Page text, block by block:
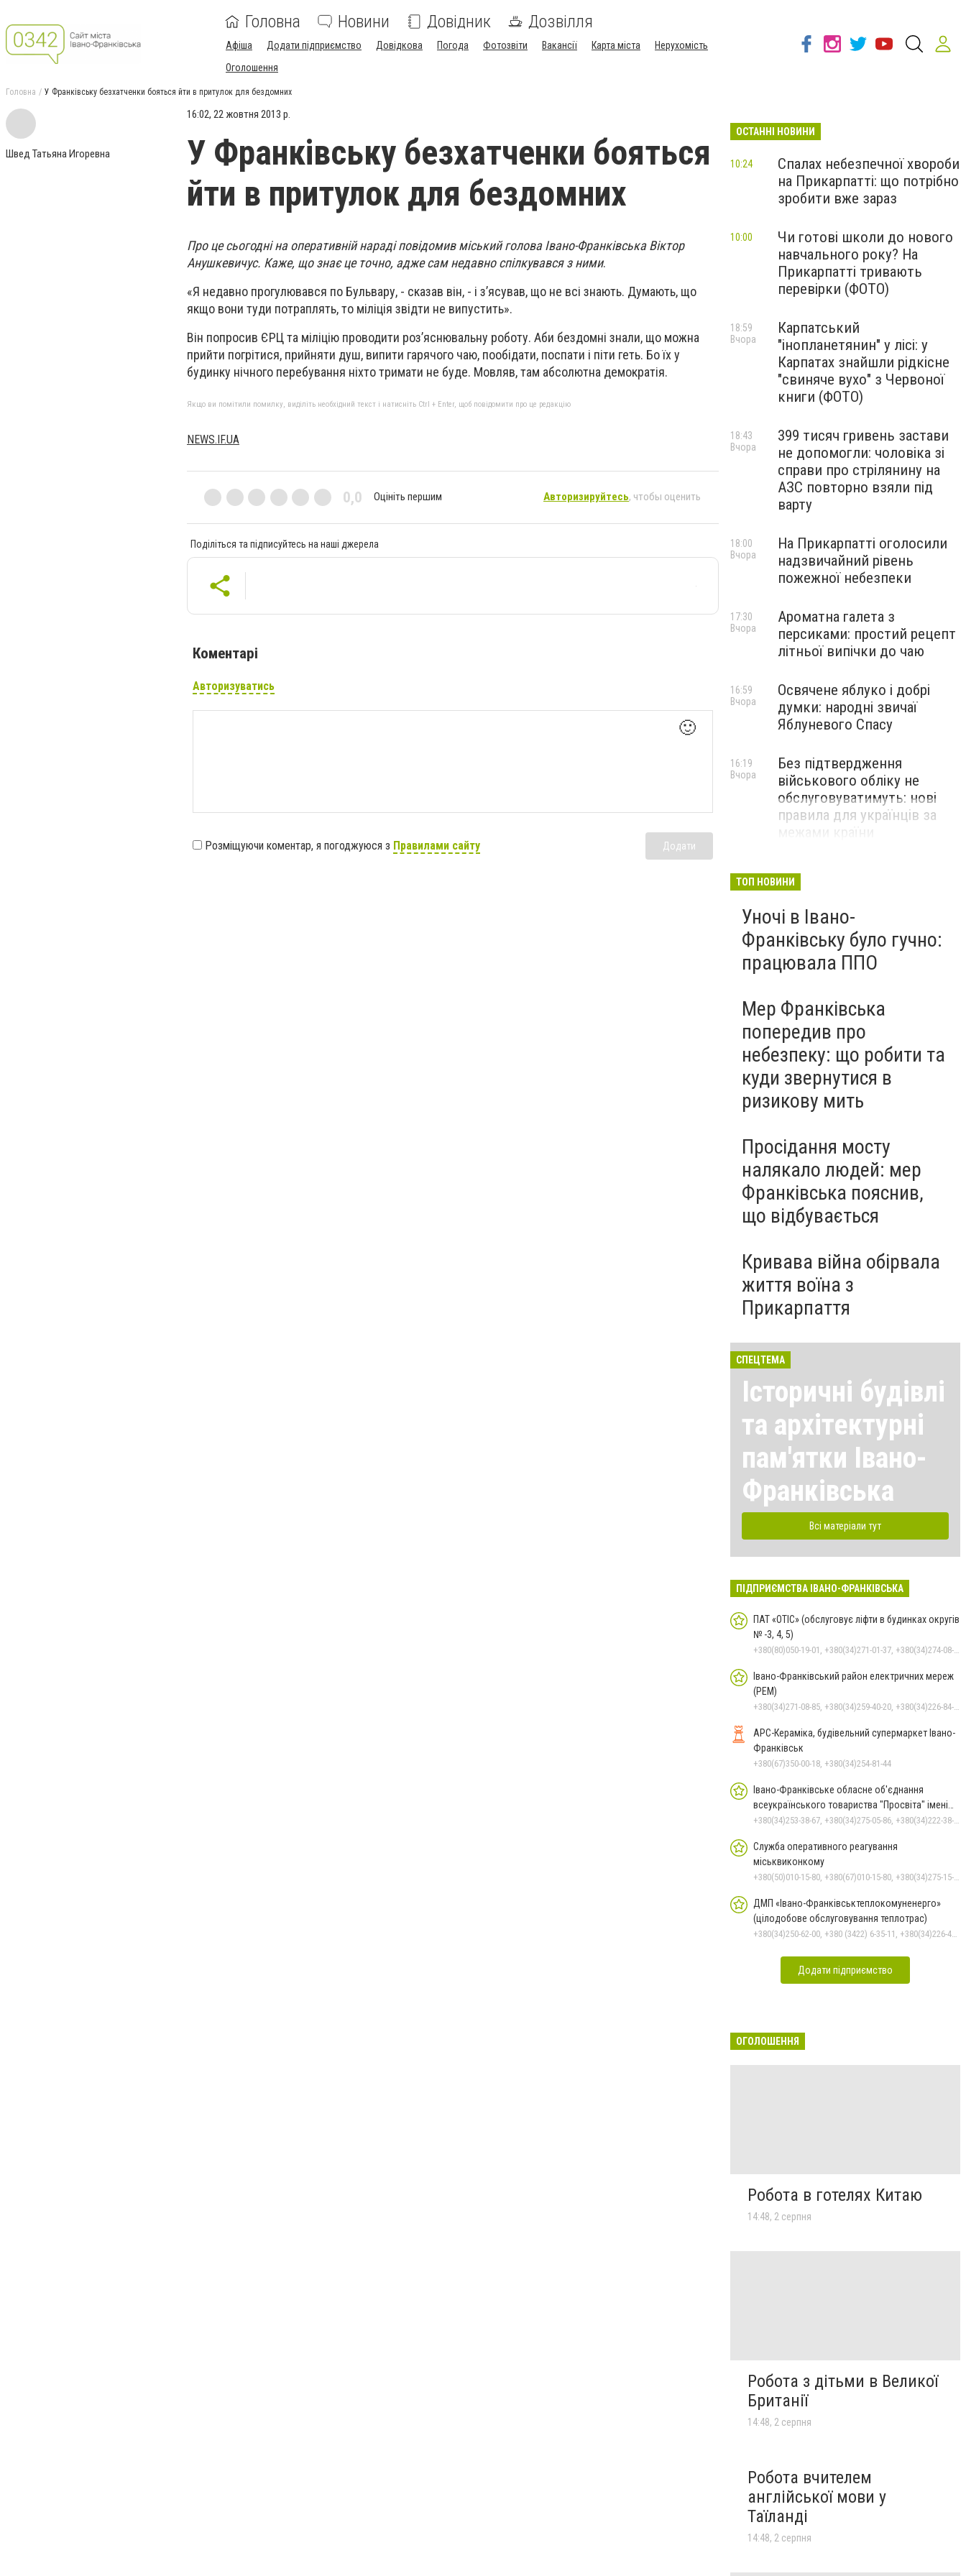
Головна Новини Довідник Дозвілля
Афіша Додати підприємство Довідкова Погода Фотозвіти Вакансії Карта міста
Нерухомість
Оголошення
Головна У Франківську безхатченки бояться йти в притулок для бездомних
Швед Татьяна Игоревна
16:02, 22 жовтня 2013 р.
У Франківську безхатченки бояться
йти в притулок для бездомних
Про це сьогодні на оперативній нараді повідомив міський голова Івано-Франківська Віктор
Анушкевичус. Каже, що знає це точно, адже сам недавно спілкувався з ними.
«Я недавно прогулювався по Бульвару, - сказав він, - і з’ясував, що не всі знають. Думають, що
якщо вони туди потраплять, то міліція звідти не випустить».
Він попросив ЄРЦ та міліцію проводити роз’яснювальну роботу. Аби бездомні знали, що можна
прийти погрітися, прийняти душ, випити гарячого чаю, пообідати, поспати і піти геть. Бо їх у
будинку нічного перебування ніхто тримати не буде. Мовляв, там абсолютна демократія.
Якщо ви помітили помилку, виділіть необхідний текст і натисніть Ctrl + Enter, щоб повідомити про це редакцію
NEWS.IF.UA
0,0 Оцініть першим Авторизируйтесь, чтобы оценить
Поділіться та підписуйтесь на наші джерела
Коментарі
Авторизуватись
🙂
Розміщуючи коментар, я погоджуюся з Правилами сайту Додати
ОСТАННІ НОВИНИ
Спалах небезпечної хвороби
на Прикарпатті: що потрібно
зробити вже зараз
10:24
Чи готові школи до нового
навчального року? На
Прикарпатті тривають
перевірки (ФОТО)
10:00
Карпатський
"інопланетянин" у лісі: у
Карпатах знайшли рідкісне
"свиняче вухо" з Червоної
книги (ФОТО)
18:59
Вчора
399 тисяч гривень застави
не допомогли: чоловіка зі
справи про стрілянину на
АЗС повторно взяли під
варту
18:43
Вчора
На Прикарпатті оголосили
надзвичайний рівень
пожежної небезпеки
18:00
Вчора
Ароматна галета з
персиками: простий рецепт
літньої випічки до чаю
17:30
Вчора
Освячене яблуко і добрі
думки: народні звичаї
Яблуневого Спасу
16:59
Вчора
Без підтвердження
військового обліку не
обслуговуватимуть: нові
правила для українців за
16:19
Вчора
ТОП НОВИНИ
Уночі в Івано-
Франківську було гучно:
працювала ППО
Мер Франківська
попередив про
небезпеку: що робити та
куди звернутися в
ризикову мить
Просідання мосту
налякало людей: мер
Франківська пояснив,
що відбувається
Кривава війна обірвала
життя воїна з
Прикарпаття
СПЕЦТЕМА
Історичні будівлі
та архітектурні
пам'ятки Івано-
Франківська
Всі матеріали тут
ПІДПРИЄМСТВА ІВАНО-ФРАНКІВСЬКА
ПАТ «ОТІС» (обслуговує ліфти в будинках округів
№ -3, 4, 5)
Івано-Франківський район електричних мереж
(РЕМ)
АРС-Кераміка, будівельний супермаркет Івано-
Франківськ
+380(67)350-00-18, +380(34)254-81-44
Івано-Франківське обласне об'єднання
всеукраїнського товариства "Просвіта" імені
Тараса Шевченка
Служба оперативного реагування
міськвиконкому
ДМП «Івано-Франківськтеплокомуненерго»
(цілодобове обслуговування теплотрас)
Додати підприємство
ОГОЛОШЕННЯ
Робота в готелях Китаю
14:48, 2 серпня
Робота з дітьми в Великої
Британії
14:48, 2 серпня
Робота вчителем
англійської мови у
Таїланді
14:48, 2 серпня